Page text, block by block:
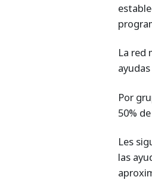
La red
Por
50%
Les
las